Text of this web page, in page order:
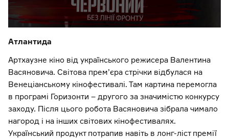
Атлантида
Артхаузне кіно від українського режисера Валентина
Васяновича. Світова прем’єра стрічки відбулася на
Венеціанському кінофестивалі. Там картина перемогла
в програмі Горизонти – другого за значимістю конкурсу
заходу. Після цього робота Васяновича зібрала чимало
нагород і на інших світових кінофестивалях.
Український продукт потрапив навіть в лонг-ліст премії